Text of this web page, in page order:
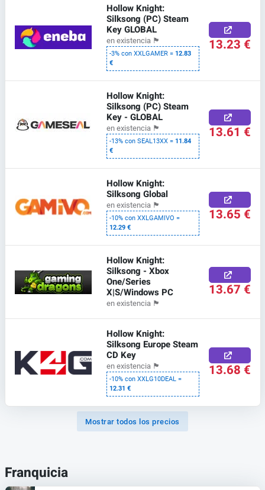
Hollow Knight:
Silksong (PC) Steam
Key GLOBAL
en existencia 🏴
-3% con XXLGAMER =12.83
€
13.23 €
Hollow Knight:
Silksong (PC) Steam
Key - GLOBAL
en existencia 🏴
-13% con SEAL13XX =11.84
€
13.61 €
Hollow Knight:
Silksong Global
en existencia 🏴
-10% con XXLGAMIVO =
12.29 €
13.65 €
Hollow Knight:
Silksong - Xbox
One/Series
X|S/Windows PC
en existencia 🏴
13.67 €
Hollow Knight:
Silksong Europe Steam
CD Key
en existencia 🏴
-10% con XXLG10DEAL =
12.31 €
13.68 €
Mostrar todos los precios
Franquicia